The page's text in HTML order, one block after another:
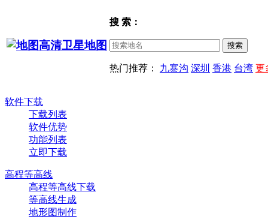
搜 索：
热门推荐： 九寨沟 深圳 香港 台湾 更
软件下载
下载列表
软件优势
功能列表
立即下载
高程等高线
高程等高线下载
等高线生成
地形图制作